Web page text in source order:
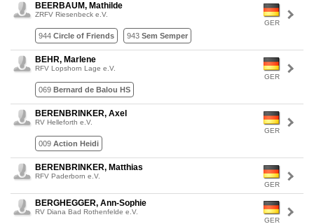
GER
BEERBAUM, Mathilde
ZRFV Riesenbeck e.V.
944 Circle of Friends 943 Sem Semper
GER
BEHR, Marlene
RFV Lopshorn Lage e.V.
069 Bernard de Balou HS
GER
BERENBRINKER, Axel
RV Helleforth e.V.
009 Action Heidi
GER
BERENBRINKER, Matthias
RFV Paderborn e.V.
GER
BERGHEGGER, Ann-Sophie
RV Diana Bad Rothenfelde e.V.